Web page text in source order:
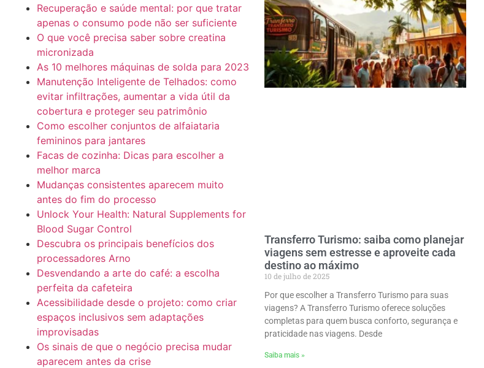
Recuperação e saúde mental: por que tratar
apenas o consumo pode não ser suficiente
O que você precisa saber sobre creatina
micronizada
As 10 melhores máquinas de solda para 2023
Manutenção Inteligente de Telhados: como
evitar infiltrações, aumentar a vida útil da
cobertura e proteger seu patrimônio
Como escolher conjuntos de alfaiataria
femininos para jantares
Facas de cozinha: Dicas para escolher a
melhor marca
Mudanças consistentes aparecem muito
antes do fim do processo
Unlock Your Health: Natural Supplements for
Blood Sugar Control
Descubra os principais benefícios dos
processadores Arno
Desvendando a arte do café: a escolha
perfeita da cafeteira
Acessibilidade desde o projeto: como criar
espaços inclusivos sem adaptações
improvisadas
Os sinais de que o negócio precisa mudar
aparecem antes da crise
Transferro Turismo: saiba como planejar
viagens sem estresse e aproveite cada
destino ao máximo
10 de julho de 2025
Por que escolher a Transferro Turismo para suas
viagens? A Transferro Turismo oferece soluções
completas para quem busca conforto, segurança e
praticidade nas viagens. Desde
Saiba mais »